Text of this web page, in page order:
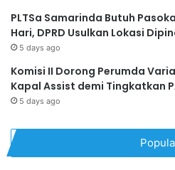
PLTSa Samarinda Butuh
Hari, DPRD Usulkan Lokasi
5 days ago
Komisi II Dorong Perumda
Kapal Assist demi Tingkatkan
5 days ago